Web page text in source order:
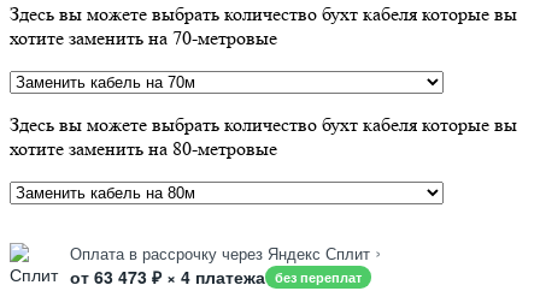
Здесь вы можете выбрать количество бухт кабеля которые вы
хотите заменить на 70-метровые
Здесь вы можете выбрать количество бухт кабеля которые вы
хотите заменить на 80-метровые
Оплата в рассрочку через Яндекс Сплит ›
от 63 473 ₽ × 4 платежа без переплат